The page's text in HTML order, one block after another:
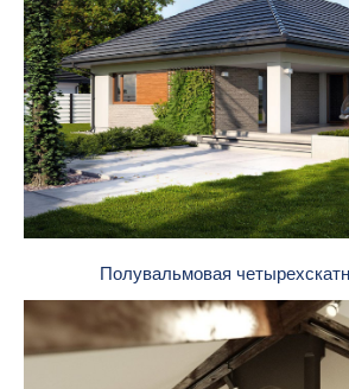
Полувальмовая